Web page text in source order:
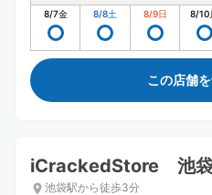
8/7金 8/8土 8/9日 8/10
この店舗
iCrackedStore 池
池袋駅から徒歩3分